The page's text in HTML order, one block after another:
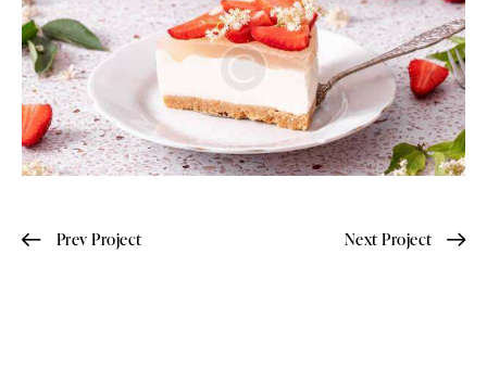
Prev Project Next Project